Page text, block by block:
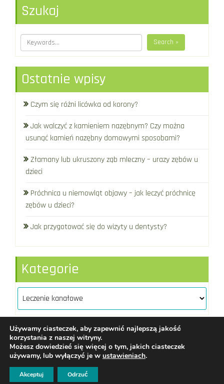
Szukaj
Search »
Ostatnie wpisy
Czym się różni licówka od korony?
Jak walczyć z kamieniem nazębnym? Czy można
usunąć kamień nazębny domowymi sposobami?
Złamany lub ukruszony ząb mleczny – urazy zębów u
dzieci
Próchnica u niemowląt objawy – jak leczyć próchnicę
zębów u dzieci?
Jak przygotować się do wizyty u dentysty?
Kategorie
Kategorie
Assdent|redakcja@assdent.pl |
Regulamin
WordPress
Di Business
Używamy ciasteczek, aby zapewnić najlepszą jakość
korzystania z naszej witryny.
Możesz dowiedzieć się więcej o tym, jakich ciasteczek
używamy, lub wyłączyć je w ustawieniach.
Akceptuj Odrzuć